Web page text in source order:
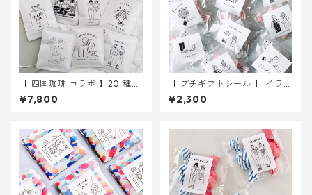
【 四国珈琲 コラボ 】20 種か
ら選べる ドリップバッグ 30
個～ ｜結婚式 プチギフト
¥7,800
【 プチギフトシール 】 イラス
ト 6種入り 30枚 ｜ 結婚式
ウェディング
¥2,300